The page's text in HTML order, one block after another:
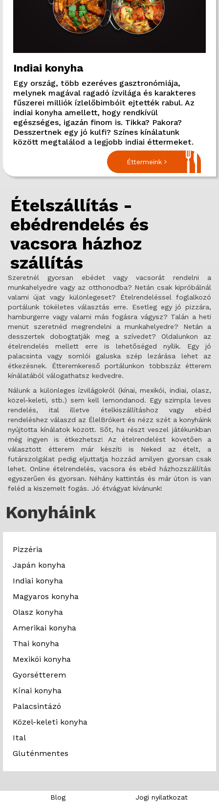
Indiai konyha
Egy ország, több ezeréves gasztronómiája,
melynek magával ragadó ízvilága és karakteres
fűszerei milliók ízlelőbimbóit ejtették rabul. Az
indiai konyha amellett, hogy rendkívül
egészséges, igazán finom is. Tikka? Pakora?
Desszertnek egy jó kulfi? Színes kínálatunk
között megtalálod a legjobb indiai éttermeket.
Éttermeink
Ételszállítás -
ebédrendelés és
vacsora házhoz
szállítás
Szeretnél gyorsan ebédet vagy vacsorát rendelni a
munkahelyedre vagy az otthonodba? Netán csak kipróbálnál
valami újat vagy különlegeset? Ételrendeléssel foglalkozó
portálunk tökéletes választás erre. Esetleg egy jó pizzára,
hamburgerre vagy valami más fogásra vágysz? Talán a heti
menüt szeretnéd megrendelni a munkahelyedre? Netán a
desszertek dobogtatják meg a szívedet? Oldalunkon az
ételrendelés mellett erre is lehetőséged nyílik. Egy jó
palacsinta vagy somlói galuska szép lezárása lehet az
étkezésnek. Étteremkereső portálunkon többszáz étterem
kínálatából válogathatsz kedvedre.
Nálunk a különleges ízvilágokról (kínai, mexikói, indiai, olasz,
közel-keleti, stb.) sem kell lemondanod. Egy szimpla leves
rendelés, ital illetve ételkiszállításhoz vagy ebéd
rendeléshez válaszd az ÉlelBrókert és nézz szét a konyháink
nyújtotta kínálatok között. Sőt, ha részt veszel játékunkban
még ingyen is étkezhetsz! Az ételrendelést követően a
választott étterem már készíti is Neked az ételt, a
futárszolgálat pedig eljuttatja hozzád amilyen gyorsan csak
lehet. Online ételrendelés, vacsora és ebéd házhozszállítás
egyszerűen és gyorsan. Néhány kattintás és már úton is van
feléd a kiszemelt fogás. Jó étvágyat kívánunk!
Konyháink
Pizzéria
Japán konyha
Indiai konyha
Magyaros konyha
Olasz konyha
Amerikai konyha
Thai konyha
Mexikói konyha
Gyorsétterem
Kínai konyha
Palacsintázó
Közel-keleti konyha
Ital
Gluténmentes
Blog Jogi nyilatkozat